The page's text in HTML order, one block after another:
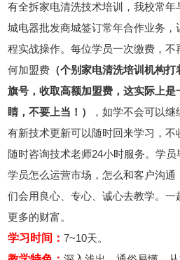
有全拆家电清洗技术培训，我校常
城电器批发商城签订常年合作业务
程实战操作。每位学员一次缴费，
何加盟费 （个别家电清洗培训机构
旗号，收取高额加盟费，这实际上
睛，不要上当！）
，如学不会可以继
有新技术更新可以随时回来学习，不
随时咨询技术老师24小时服务。学
学员怎么运营市场，怎么和客户沟
们会用良心、专心、诚心去教学。
更多的财富。
学习时间：7~10天。